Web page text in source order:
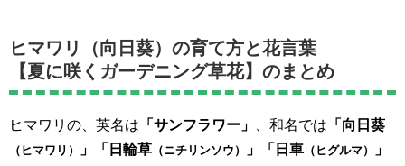
ヒマワリ（向日葵）の育て方と花言葉
【夏に咲くガーデニング草花】のまとめ
ヒマワリの、英名は 「サンフラワー」 、和名では 「向日葵
（ヒマワリ） 」「日輪草 （ニチリンソウ） 」「日車 （ヒグルマ）
」